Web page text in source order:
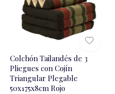
Colchón Tailandés de 3
Pliegues con Cojín
Triangular Plegable
50x175x8cm Rojo